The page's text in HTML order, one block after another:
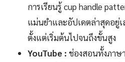
การเรียนรู้ cup handle
แม่นยำและอัปเดตล่าสุดอยู่
ตั้งแต่เริ่มต้นไปจนถึงขั้นสูง
YouTube : ช่องสอนทั้งภาษ